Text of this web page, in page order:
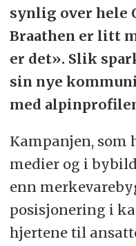
synlig over hele
Braathen er litt
er det». Slik
sin nye
med
Kampanjen, som
medier og i
enn
posisjonering i
hjertene til